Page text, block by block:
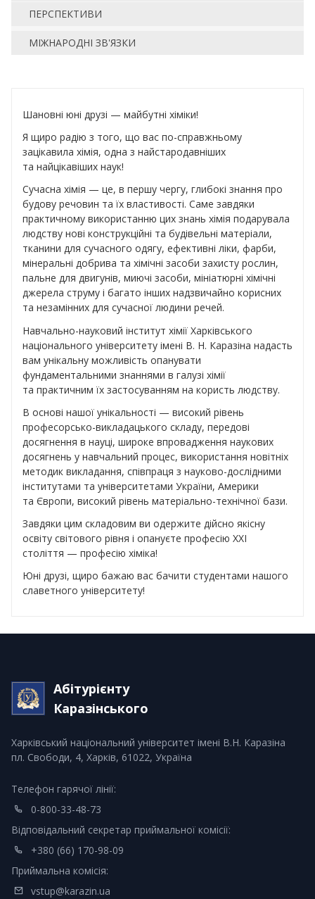
Шановні юні друзі — майбутні хіміки!
Я щиро радію з того, що вас по-справжньому
зацікавила хімія, одна з найстародавніших
та найцікавіших наук!
Сучасна хімія — це, в першу чергу, глибокі знання про
будову речовин та їх властивості. Саме завдяки
практичному використанню цих знань хімія подарувала
людству нові конструкційні та будівельні матеріали,
тканини для сучасного одягу, ефективні ліки, фарби,
мінеральні добрива та хімічні засоби захисту рослин,
пальне для двигунів, миючі засоби, мініатюрні хімічні
джерела струму і багато інших надзвичайно корисних
та незамінних для сучасної людини речей.
Навчально-науковий інститут хімії Харківського
національного університету імені В. Н. Каразіна надасть
вам унікальну можливість опанувати
фундаментальними знаннями в галузі хімії
та практичним їх застосуванням на користь людству.
В основі нашої унікальності — високий рівень
професорсько-викладацького складу, передові
досягнення в науці, широке впровадження наукових
досягнень у навчальний процес, використання новітніх
методик викладання, співпраця з науково-дослідними
інститутами та університетами України, Америки
та Європи, високий рівень матеріально-технічної бази.
Завдяки цим складовим ви одержите дійсно якісну
освіту світового рівня і опануєте професію XXI
століття — професію хіміка!
Юні друзі, щиро бажаю вас бачити студентами нашого
славетного університету!
ПЕРСПЕКТИВИ
МІЖНАРОДНІ ЗВ'ЯЗКИ
Абітурієнту
Каразінського
Харківський національний університет імені В.Н. Каразіна
пл. Свободи, 4, Харків, 61022, Україна
Телефон гарячої лінії:
0-800-33-48-73
Відповідальний секретар приймальної комісії:
+380 (66) 170-98-09
Приймальна комісія:
vstup@karazin.ua